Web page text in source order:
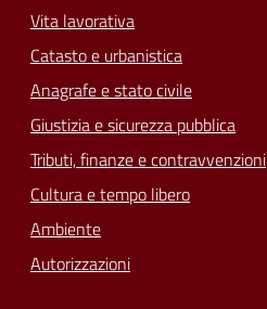
Vita lavorativa
Catasto e urbanistica
Anagrafe e stato civile
Giustizia e sicurezza pubblica
Tributi, finanze e contravvenzioni
Cultura e tempo libero
Ambiente
Autorizzazioni